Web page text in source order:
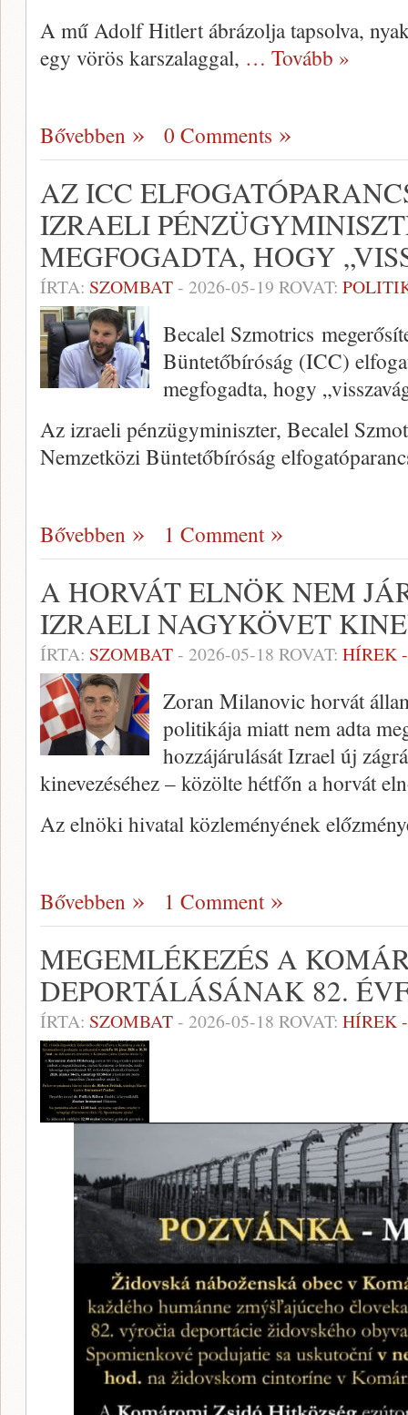
A mű Adolf Hitlert ábrázolja tapsolva,
egy vörös karszalaggal, … Tovább »
Bővebben 0 Comments
AZ ICC
IZRAELI
MEGFOGADTA, HOGY
ÍRTA: SZOMBAT- 2026-05-19 ROVAT:
Becalel Szmotrics
Büntetőbíróság (ICC)
megfogadta, hogy
Az izraeli pénzügyminiszter, Becalel
Nemzetközi Büntetőbíróság
Bővebben 1 Comment
A HORVÁT ELNÖK NEM
IZRAELI NAGYKÖVET
ÍRTA: SZOMBAT- 2026-05-18 ROVAT: HÍREK
Zoran Milanovic horvát
politikája miatt nem adta
hozzájárulását Izrael új
kinevezéséhez – közölte hétfőn a horvát
Az elnöki hivatal közleményének
Bővebben 1 Comment
MEGEMLÉKEZÉS A
DEPORTÁLÁSÁNAK 82.
ÍRTA: SZOMBAT- 2026-05-18 ROVAT: HÍREK